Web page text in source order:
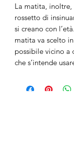
La matita, inoltre,
rossetto di
si creano con
matita va scelto
possibile vicino a
che s’intende